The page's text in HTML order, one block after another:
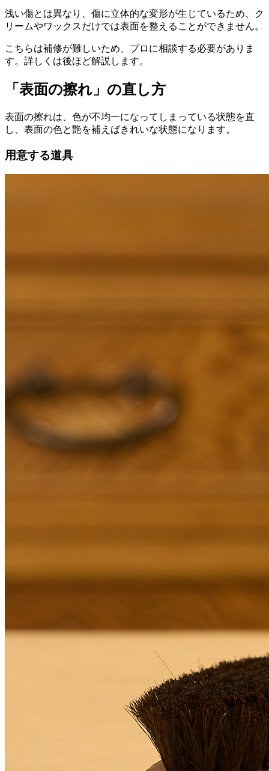
浅い傷とは異なり、傷に立体的な変形が生じているため、ク
リームやワックスだけでは表面を整えることができません。
こちらは補修が難しいため、プロに相談する必要がありま
す。詳しくは後ほど解説します。
「表面の擦れ」の直し方
表面の擦れは、色が不均一になってしまっている状態を直
し、表面の色と艶を補えばきれいな状態になります。
用意する道具